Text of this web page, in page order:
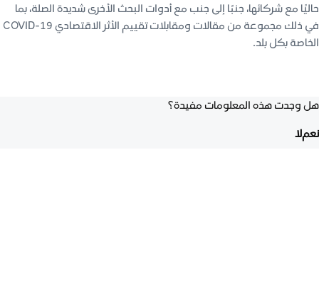
حاليًا مع شركائها، جنبًا إلى جنب مع أدوات البحث الأخرى شديدة الصلة، بما
في ذلك مجموعة من مقالات ومقابلات تقييم الأثر الاقتصادي COVID-19
الخاصة بكل بلد.
هل وجدت هذه المعلومات مفيدة؟
نعملا